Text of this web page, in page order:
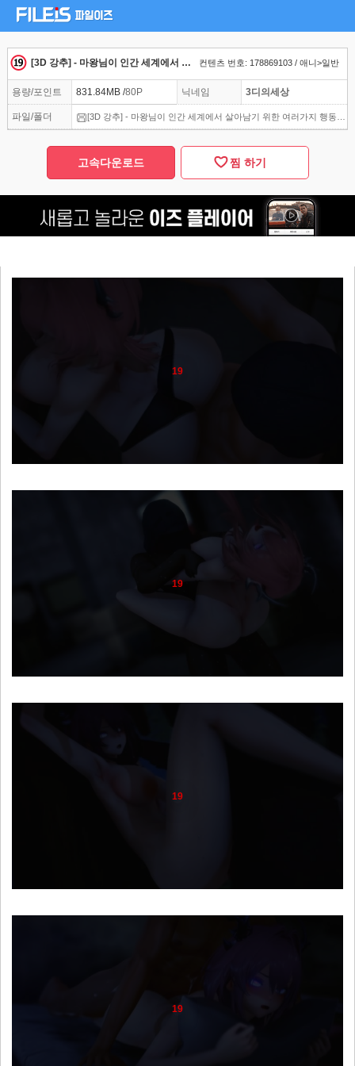
[3D 강추] - 마왕님이 인간 세계에서 살아남기 위한 여러가지 행동 컨텐츠 번호: 178869103 / 애니>일반
용량/포인트 831.84MB /80P 닉네임 3디의세상
파일/폴더 [3D 강추] - 마왕님이 인간 세계에서 살아남기 위한 여러가지 행동.mp4
고속다운로드 찜 하기
19
19
19
19